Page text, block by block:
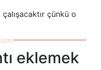
çünkü o
eklemek